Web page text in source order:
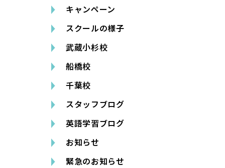
キャンペーン
スクールの様子
武蔵小杉校
船橋校
千葉校
スタッフブログ
英語学習ブログ
お知らせ
緊急のお知らせ